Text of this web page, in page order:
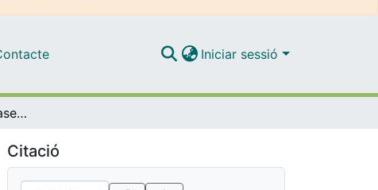
Iniciar sessió
Dopamine sensing based on ultrathin fluorescent metal−organic nanosheets
Citació